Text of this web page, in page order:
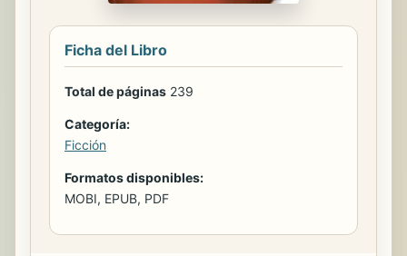
Ficha del Libro
Total de páginas 239
Categoría:
Ficción
Formatos disponibles:
MOBI, EPUB, PDF